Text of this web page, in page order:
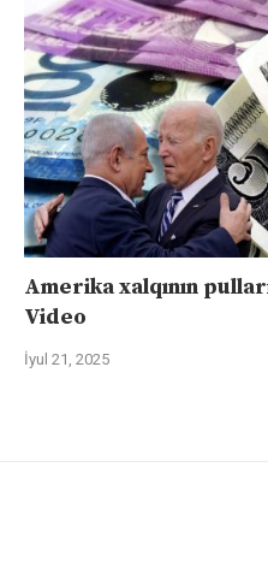
Amerika xalqının
Video
İyul 21, 2025